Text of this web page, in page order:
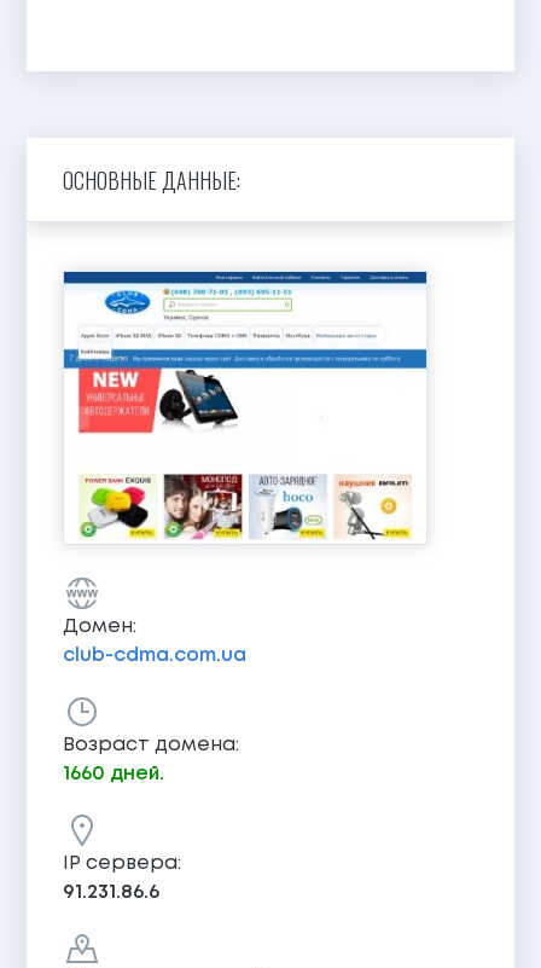
ОСНОВНЫЕ ДАННЫЕ:
Домен:
club-cdma.com.ua
Возраст домена:
1660 дней.
IP сервера:
91.231.86.6